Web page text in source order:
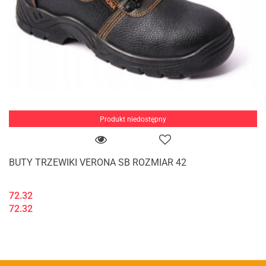
Produkt niedostępny
BUTY TRZEWIKI VERONA SB ROZMIAR 42
72.32
72.32